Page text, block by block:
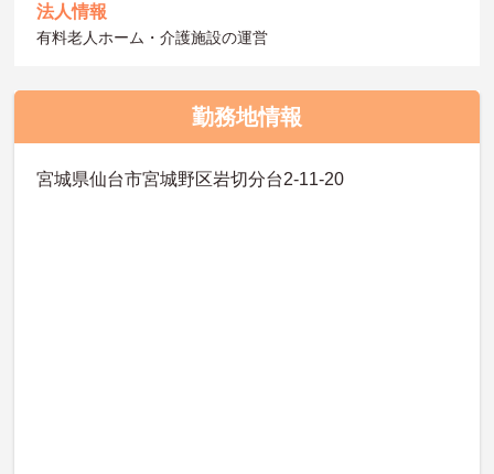
法人情報
有料老人ホーム・介護施設の運営
勤務地情報
宮城県仙台市宮城野区岩切分台2-11-20